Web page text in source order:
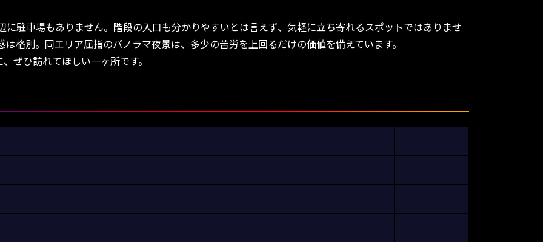
駐車場もありません。階段の入口も分かりやすいとは言えず、気軽に立ち寄れるスポットではありませ
格別。同エリア屈指のパノラマ夜景は、多少の苦労を上回るだけの価値を備えています。
ぜひ訪れてほしい一ヶ所です。